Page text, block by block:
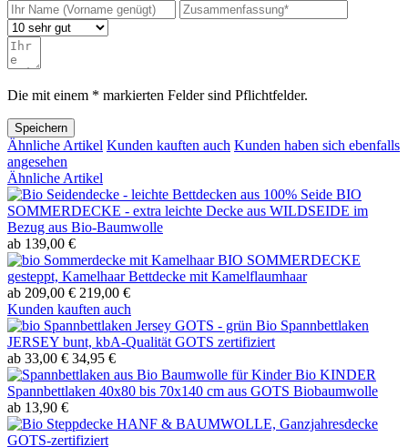
Die mit einem * markierten Felder sind Pflichtfelder.
Speichern
Ähnliche Artikel Kunden kauften auch Kunden haben sich ebenfalls
angesehen
Ähnliche Artikel
BIO
SOMMERDECKE - extra leichte Decke aus WILDSEIDE im
Bezug aus Bio-Baumwolle
ab 139,00 €
BIO SOMMERDECKE
gesteppt, Kamelhaar Bettdecke mit Kamelflaumhaar
ab 209,00 € 219,00 €
Kunden kauften auch
Bio Spannbettlaken
JERSEY bunt, kbA-Qualität GOTS zertifiziert
ab 33,00 € 34,95 €
Bio KINDER
Spannbettlaken 40x80 bis 70x140 cm aus GOTS Biobaumwolle
ab 13,90 €